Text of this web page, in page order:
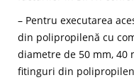
– Pentru executarea
din polipropilenă cu
diametre de 50 mm, 40
fitinguri din